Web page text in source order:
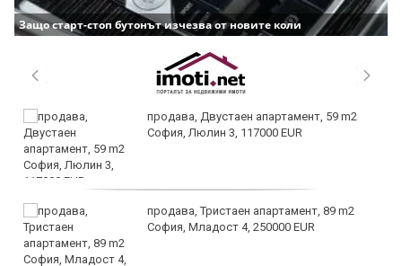
Защо старт-стоп бутонът изчезва от новите коли
продава, Двустаен апартамент, 59 m2
София, Люлин 3, 117000 EUR
продава, Тристаен апартамент, 89 m2
София, Младост 4, 250000 EUR